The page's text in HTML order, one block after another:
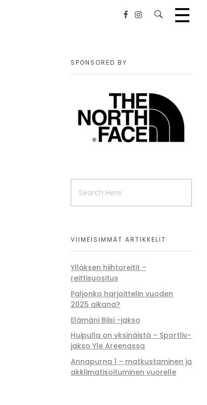
SPONSORED BY
VIIMEISIMMÄT ARTIKKELIT
Ylläksen hiihtoreitit –
reittisuositus
Paljonko harjoittelin vuoden
2025 aikana?
Elämäni Biisi -jakso
Huipulla on yksinäistä – Sportliv-
jakso Yle Areenassa
Annapurna 1 – matkustaminen ja
akklimatisoituminen vuorelle